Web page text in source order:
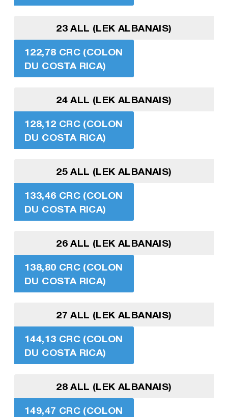
23 ALL (LEK ALBANAIS)
122,78 CRC (COLON
DU COSTA RICA)
24 ALL (LEK ALBANAIS)
128,12 CRC (COLON
DU COSTA RICA)
25 ALL (LEK ALBANAIS)
133,46 CRC (COLON
DU COSTA RICA)
26 ALL (LEK ALBANAIS)
138,80 CRC (COLON
DU COSTA RICA)
27 ALL (LEK ALBANAIS)
144,13 CRC (COLON
DU COSTA RICA)
28 ALL (LEK ALBANAIS)
149,47 CRC (COLON